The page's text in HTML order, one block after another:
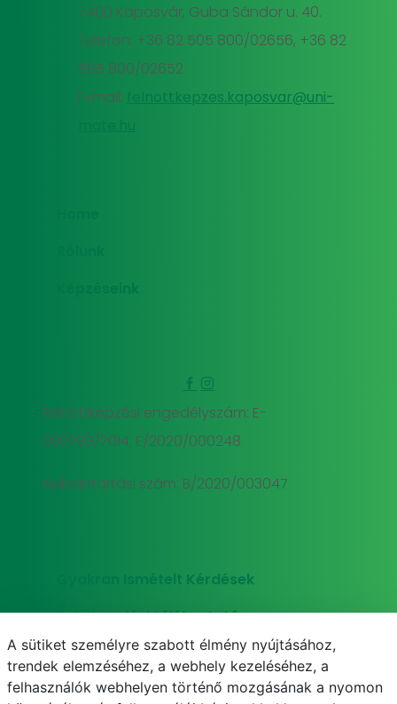
7400 Kaposvár, Guba Sándor u. 40.
Telefon: +36 82 505 800/02656, +36 82
505 800/02652
E-mail:
felnottkepzes.kaposvar@uni-
Felnőttképzési engedélyszám: E-
000293/2014, E/2020/000248
Nyilvántartási szám: B/2020/003047
Gyakran Ismételt Kérdések
Adatkezelési tájékoztató
Süti (cookie) tájékoztató
A sütiket személyre szabott élmény nyújtásához,
trendek elemzéséhez, a webhely kezeléséhez, a
felhasználók webhelyen történő mozgásának a nyomon